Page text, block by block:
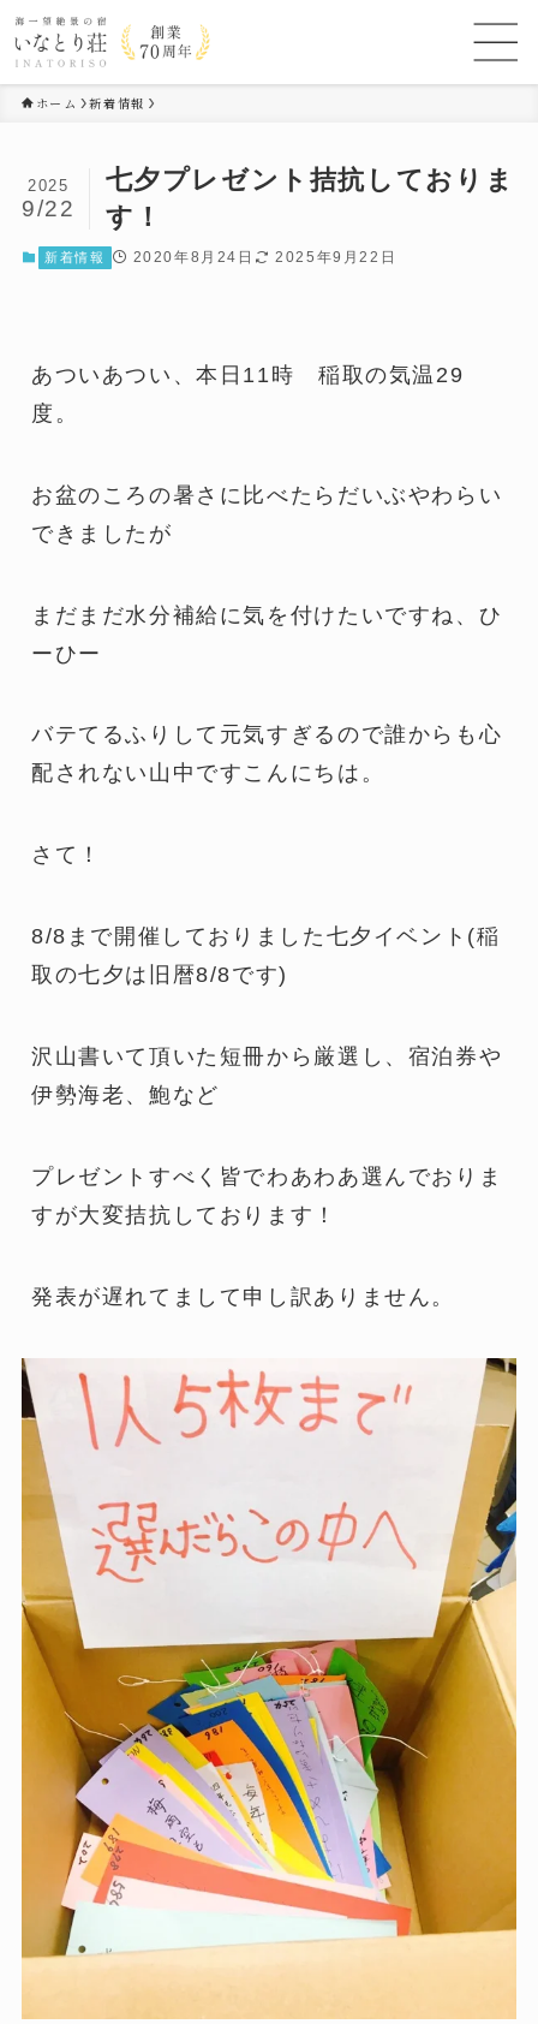
ホーム 新着情報
七夕プレゼント拮抗しておりま
す！
2025
9/22
新着情報 2020年8月24日 2025年9月22日
あついあつい、本日11時 稲取の気温29
度。
お盆のころの暑さに比べたらだいぶやわらい
できましたが
まだまだ水分補給に気を付けたいですね、ひ
ーひー
バテてるふりして元気すぎるので誰からも心
配されない山中ですこんにちは。
さて！
8/8まで開催しておりました七夕イベント(稲
取の七夕は旧暦8/8です)
沢山書いて頂いた短冊から厳選し、宿泊券や
伊勢海老、鮑など
プレゼントすべく皆でわあわあ選んでおりま
すが大変拮抗しております！
発表が遅れてまして申し訳ありません。